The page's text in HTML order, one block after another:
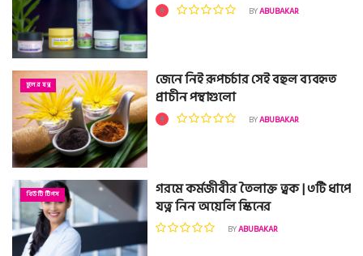
BYABUBAKAR
চুলের যত্ন
জেনে নিই রূপচর্চার সেই বহুল ব্যবহৃত
প্রাচীন পন্থাগুলো
BYABUBAKAR
বিউটি টিপস
গরমে কর্মজীবীর তৈলাক্ত ত্বক | ৩টি ধাপে
যত্ন নিন অয়েলি স্কিনের
BYABUBAKAR